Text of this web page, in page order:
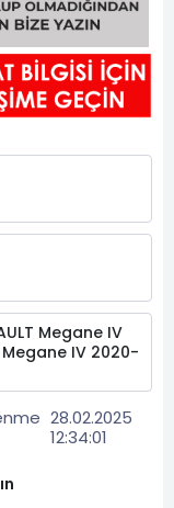
Megane IV
Megane IV 2020-
28.02.2025
12:34:01